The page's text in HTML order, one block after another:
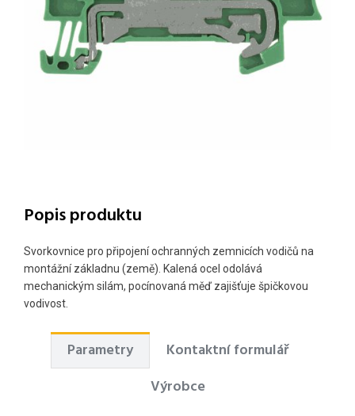
Popis produktu
Svorkovnice pro připojení ochranných zemnicích vodičů na
montážní základnu (země). Kalená ocel odolává
mechanickým silám, pocínovaná měď zajišťuje špičkovou
vodivost.
Parametry
Kontaktní formulář
Výrobce